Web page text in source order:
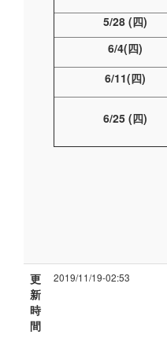
5/28 (四)
6/4(四)
6/11(四)
6/25 (四)
更
新
時
間
2019/11/19-02:53